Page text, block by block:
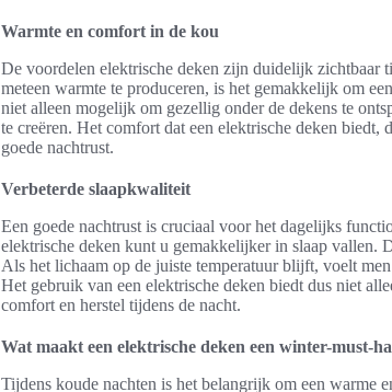
Warmte en comfort in de kou
De voordelen elektrische deken zijn duidelijk zichtbaar
meteen warmte te produceren, is het gemakkelijk om
niet alleen mogelijk om gezellig onder de dekens te
te creëren. Het comfort dat een elektrische deken biedt,
goede nachtrust.
Verbeterde slaapkwaliteit
Een goede nachtrust is cruciaal voor het dagelijks
elektrische deken kunt u gemakkelijker in slaap vallen.
Als het lichaam op de juiste temperatuur blijft, voelt
Het gebruik van een elektrische deken biedt dus niet
comfort en herstel tijdens de nacht.
Wat maakt een elektrische deken een winter-must-
Tijdens koude nachten is het belangrijk om een warme